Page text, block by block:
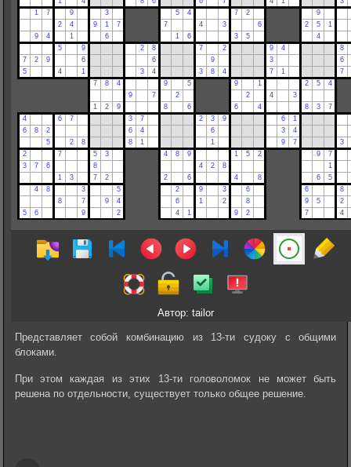
Автор: tailor
Представляет собой комбинацию из 13-ти судоку с общими
блоками.
При этом каждая из этих 13-ти головоломок не может быть
решена по отдельности, существует только общее решение.